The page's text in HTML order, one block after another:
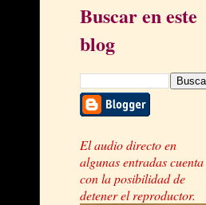
Buscar en este
blog
El audio directo en
algunas entradas cuenta
con la posibilidad de
detener el reproductor.